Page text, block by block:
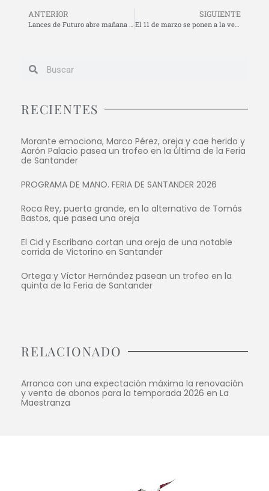
ANTERIOR SIGUIENTE
El 11 de marzo se ponen a la venta las entradas para la Corrida Picassiana 2026
RECIENTES
Morante emociona, Marco Pérez, oreja y cae herido y
Aarón Palacio pasea un trofeo en la última de la Feria
de Santander
PROGRAMA DE MANO. FERIA DE SANTANDER 2026
Roca Rey, puerta grande, en la alternativa de Tomás
Bastos, que pasea una oreja
El Cid y Escribano cortan una oreja de una notable
corrida de Victorino en Santander
Ortega y Víctor Hernández pasean un trofeo en la
quinta de la Feria de Santander
RELACIONADO
Arranca con una expectación máxima la renovación
y venta de abonos para la temporada 2026 en La
Maestranza